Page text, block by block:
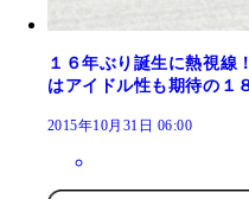
１６年ぶり誕生に熱視線
はアイドル性も期待の１
2015年10月31日 06:00